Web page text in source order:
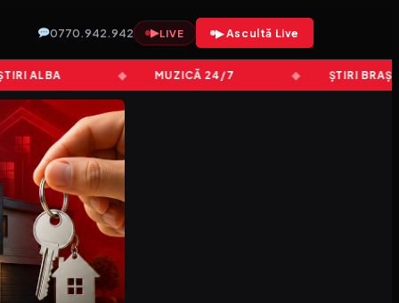
0770.942.942 ▶LIVE ▶ Ascultă Live
MUZICĂ 24/7 ȘTIRI BRAȘOV